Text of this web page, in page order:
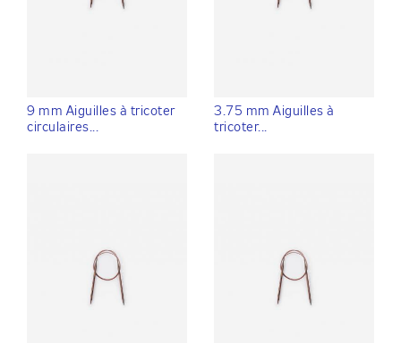
9 mm Aiguilles à tricoter
circulaires...
3.75 mm Aiguilles à
tricoter...